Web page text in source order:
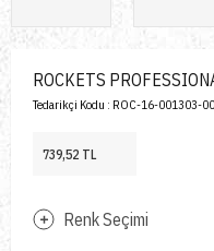
ROCKETS
Tedarikçi Kodu : ROC-16-001303-00
739,52 TL
Renk Seçimi